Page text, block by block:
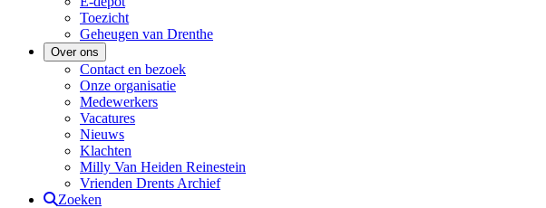
Toezicht
Geheugen van Drenthe
Over ons
Contact en bezoek
Onze organisatie
Medewerkers
Vacatures
Nieuws
Klachten
Milly Van Heiden Reinestein
Vrienden Drents Archief
Zoeken